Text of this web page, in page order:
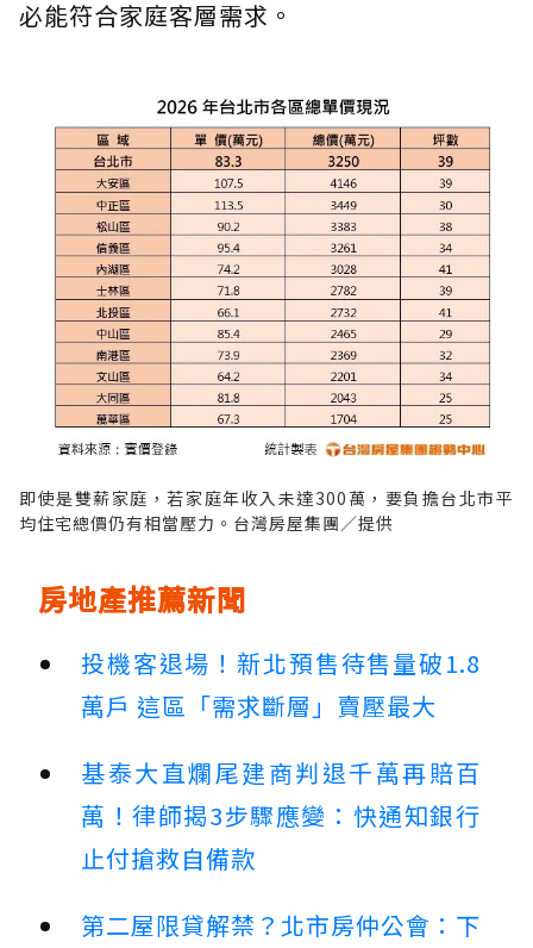
必能符合家庭客層需求。
即使是雙薪家庭，若家庭年收入未達300萬，要負擔台北市平
均住宅總價仍有相當壓力。台灣房屋集團／提供
房地產推薦新聞
投機客退場！新北預售待售量破1.8
萬戶 這區「需求斷層」賣壓最大
基泰大直爛尾建商判退千萬再賠百
萬！律師揭3步驟應變：快通知銀行
止付搶救自備款
第二屋限貸解禁？北市房仲公會：下